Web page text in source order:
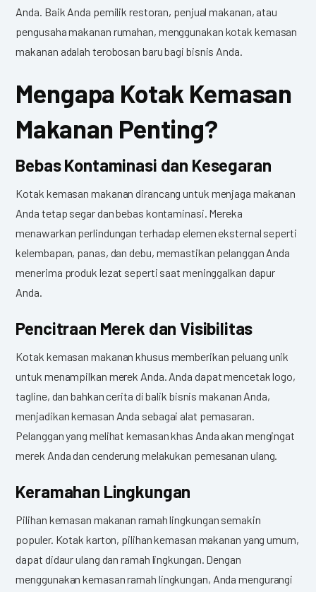
Anda. Baik Anda pemilik restoran, penjual makanan, atau
pengusaha makanan rumahan, menggunakan kotak kemasan
makanan adalah terobosan baru bagi bisnis Anda.
Mengapa Kotak Kemasan
Makanan Penting?
Bebas Kontaminasi dan Kesegaran
Kotak kemasan makanan dirancang untuk menjaga makanan
Anda tetap segar dan bebas kontaminasi. Mereka
menawarkan perlindungan terhadap elemen eksternal seperti
kelembapan, panas, dan debu, memastikan pelanggan Anda
menerima produk lezat seperti saat meninggalkan dapur
Anda.
Pencitraan Merek dan Visibilitas
Kotak kemasan makanan khusus memberikan peluang unik
untuk menampilkan merek Anda. Anda dapat mencetak logo,
tagline, dan bahkan cerita di balik bisnis makanan Anda,
menjadikan kemasan Anda sebagai alat pemasaran.
Pelanggan yang melihat kemasan khas Anda akan mengingat
merek Anda dan cenderung melakukan pemesanan ulang.
Keramahan Lingkungan
Pilihan kemasan makanan ramah lingkungan semakin
populer. Kotak karton, pilihan kemasan makanan yang umum,
dapat didaur ulang dan ramah lingkungan. Dengan
menggunakan kemasan ramah lingkungan, Anda mengurangi